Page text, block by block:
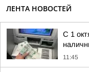
ЛЕНТА НОВОСТЕЙ
С 1
11:45